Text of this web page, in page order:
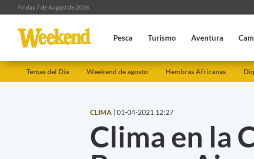
Friday 7 de August de 2026
Pesca Turismo Aventura
Temas del Día Weekend de agosto Hembras Africanas
CLIMA | 01-04-2021 12:27
Clima en la